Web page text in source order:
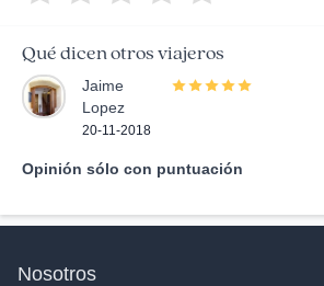
Qué dicen otros viajeros
Jaime
Lopez
20-11-2018
Opinión sólo con puntuación
Nosotros